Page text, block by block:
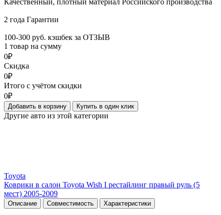
2 года Гарантии
100-300 руб. кэшбек за ОТЗЫВ
1 товар на сумму
0₽
Скидка
0₽
Итого с учётом скидки
0₽
Добавить в корзину Купить в один клик
Другие авто из этой категории
Toyota
Коврики в салон Toyota Wish I рестайлинг правый руль (5
мест) 2005-2009
Описание Совместимость Характеристики